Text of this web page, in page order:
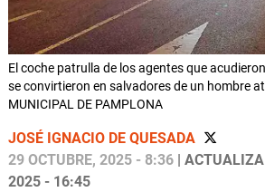
El coche patrulla de los agentes que
se convirtieron en salvadores de un hombre
MUNICIPAL DE PAMPLONA
JOSÉ IGNACIO DE QUESADA
29 OCTUBRE, 2025 - 8:36 |
2025 - 16:45